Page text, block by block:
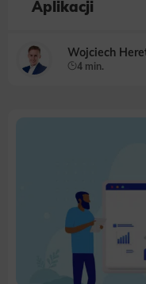
Aplikacji
Wojciech
4 min.